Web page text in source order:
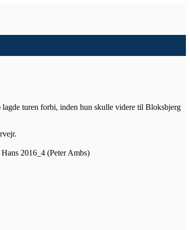
turen forbi, inden hun skulle videre til Bloksbjerg